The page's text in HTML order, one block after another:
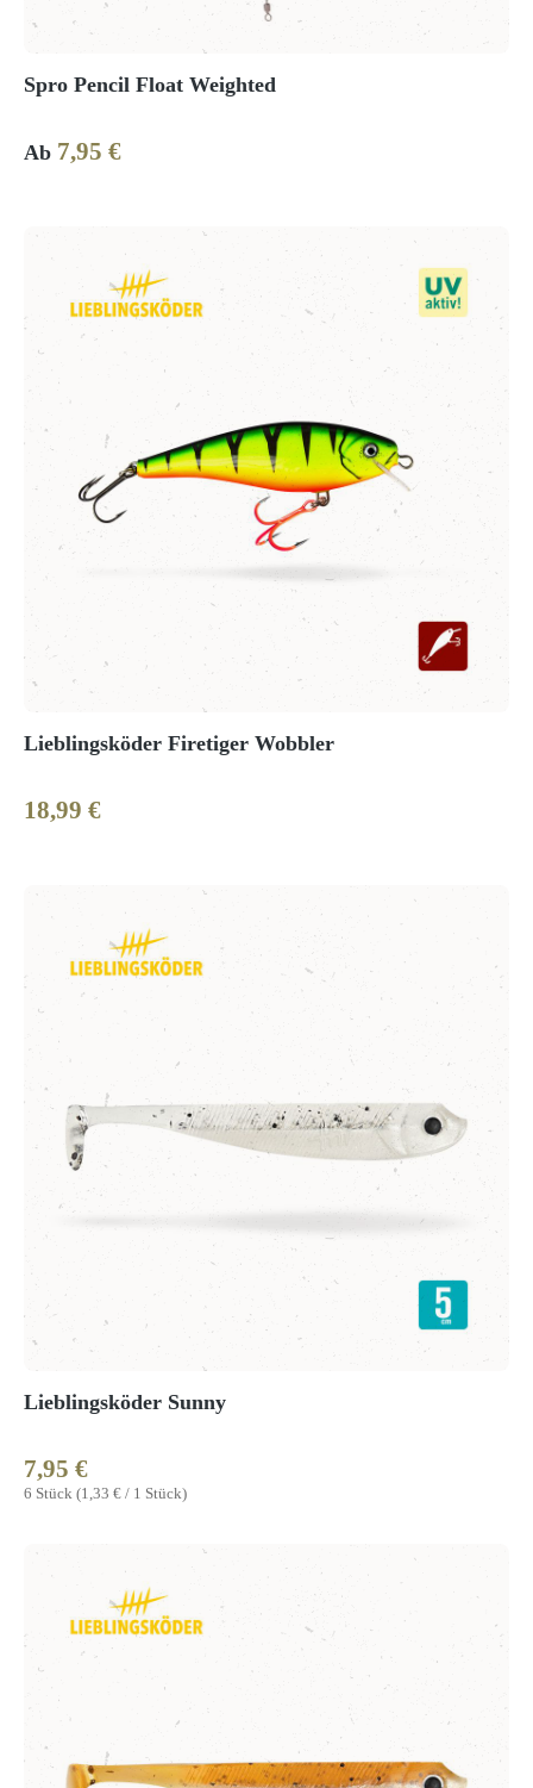
Spro Pencil Float Weighted
Regulärer Preis:
Ab 7,95 €
Lieblingsköder Firetiger Wobbler
Regulärer Preis:
18,99 €
Lieblingsköder Sunny
6 Stück (1,33 € / 1 Stück)
Regulärer Preis:
7,95 €